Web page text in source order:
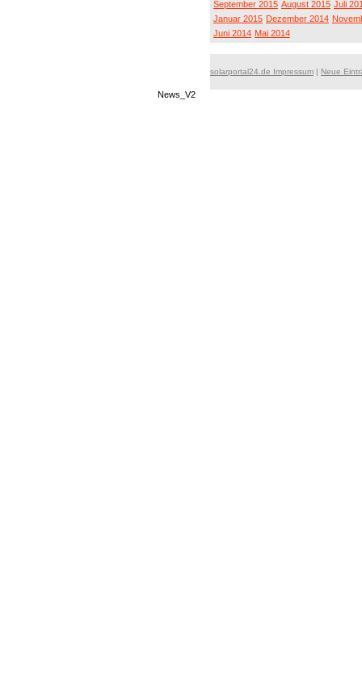
September 2015 August 2015 Juli
Januar 2015 Dezember 2014
Juni 2014 Mai 2014
solarportal24.de Impressum | Neue
News_V2